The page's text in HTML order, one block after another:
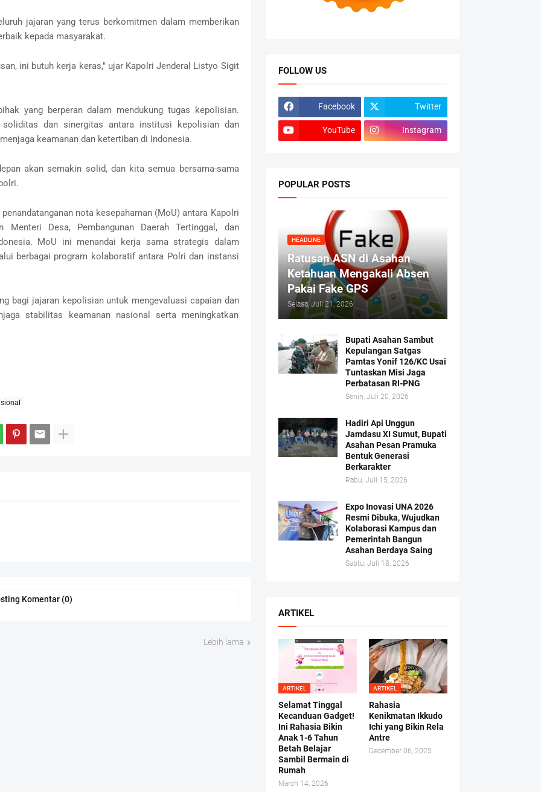
jajaran yang terus berkomitmen dalam memberikan
kepada masyarakat.
ini butuh kerja keras," ujar Kapolri Jenderal Listyo Sigit
yang berperan dalam mendukung tugas kepolisian.
soliditas dan sinergitas antara institusi kepolisian dan
keamanan dan ketertiban di Indonesia.
akan semakin solid, dan kita semua bersama-sama
nota kesepahaman (MoU) antara Kapolri
Desa, Pembangunan Daerah Tertinggal, dan
MoU ini menandai kerja sama strategis dalam
berbagai program kolaboratif antara Polri dan instansi
bagi jajaran kepolisian untuk mengevaluasi capaian dan
stabilitas keamanan nasional serta meningkatkan
Komentar (0)
Lebih lama
FOLLOW US
Facebook Twitter
YouTube Instagram
POPULAR POSTS
HEADLINE
Ratusan ASN di Asahan
Ketahuan Mengakali Absen
Pakai Fake GPS
Selasa, Juli 21, 2026
Bupati Asahan Sambut
Kepulangan Satgas
Pamtas Yonif 126/KC Usai
Tuntaskan Misi Jaga
Perbatasan RI-PNG
Senin, Juli 20, 2026
Hadiri Api Unggun
Jamdasu XI Sumut, Bupati
Asahan Pesan Pramuka
Bentuk Generasi
Berkarakter
Rabu, Juli 15, 2026
Expo Inovasi UNA 2026
Resmi Dibuka, Wujudkan
Kolaborasi Kampus dan
Pemerintah Bangun
Asahan Berdaya Saing
Sabtu, Juli 18, 2026
ARTIKEL
ARTIKEL
Selamat Tinggal
Kecanduan Gadget!
Ini Rahasia Bikin
Anak 1-6 Tahun
Betah Belajar
Sambil Bermain di
Rumah
March 14, 2026
ARTIKEL
Rahasia
Kenikmatan Ikkudo
Ichi yang Bikin Rela
Antre
December 06, 2025